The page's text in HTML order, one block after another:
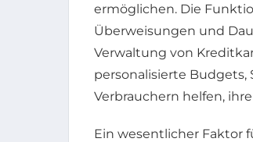
ermöglichen. Die
Überweisungen und
Verwaltung von
personalisierte
Verbrauchern helfen, ihre
Ein wesentlicher Faktor